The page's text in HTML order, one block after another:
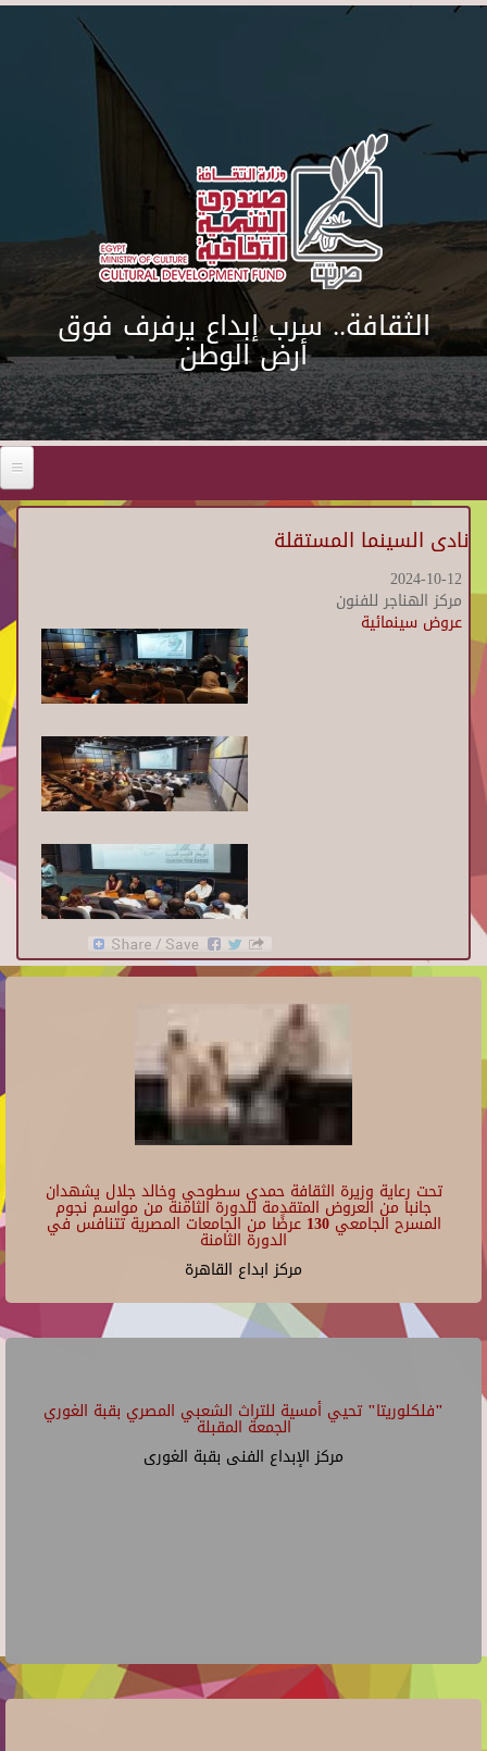
Skip to main content
الثقافة.. سرب إبداع يرفرف فوق
أرض الوطن
نادى السينما المستقلة
2024-10-12
مركز الهناجر للفنون
عروض سينمائية
تحت رعاية وزيرة الثقافة حمدي سطوحي وخالد جلال يشهدان
جانبا من العروض المتقدمة للدورة الثامنة من مواسم نجوم
المسرح الجامعي 130 عرضًا من الجامعات المصرية تتنافس في
الدورة الثامنة
مركز ابداع القاهرة
"فلكلوريتا" تحيي أمسية للتراث الشعبي المصري بقبة الغوري
الجمعة المقبلة
مركز الإبداع الفنى بقبة الغورى